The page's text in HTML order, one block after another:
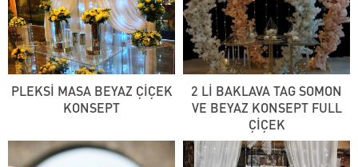
PLEKSİ MASA BEYAZ ÇİÇEK
KONSEPT
2 Lİ BAKLAVA TAG SOMON
VE BEYAZ KONSEPT FULL
ÇİÇEK